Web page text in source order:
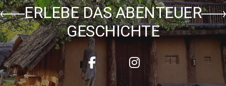
ERLEBE DAS ABENTEUER
GESCHICHTE